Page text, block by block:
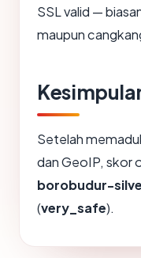
SSL valid —
maupun
Setelah
dan GeoIP, skor
borobudur-
(very_safe).